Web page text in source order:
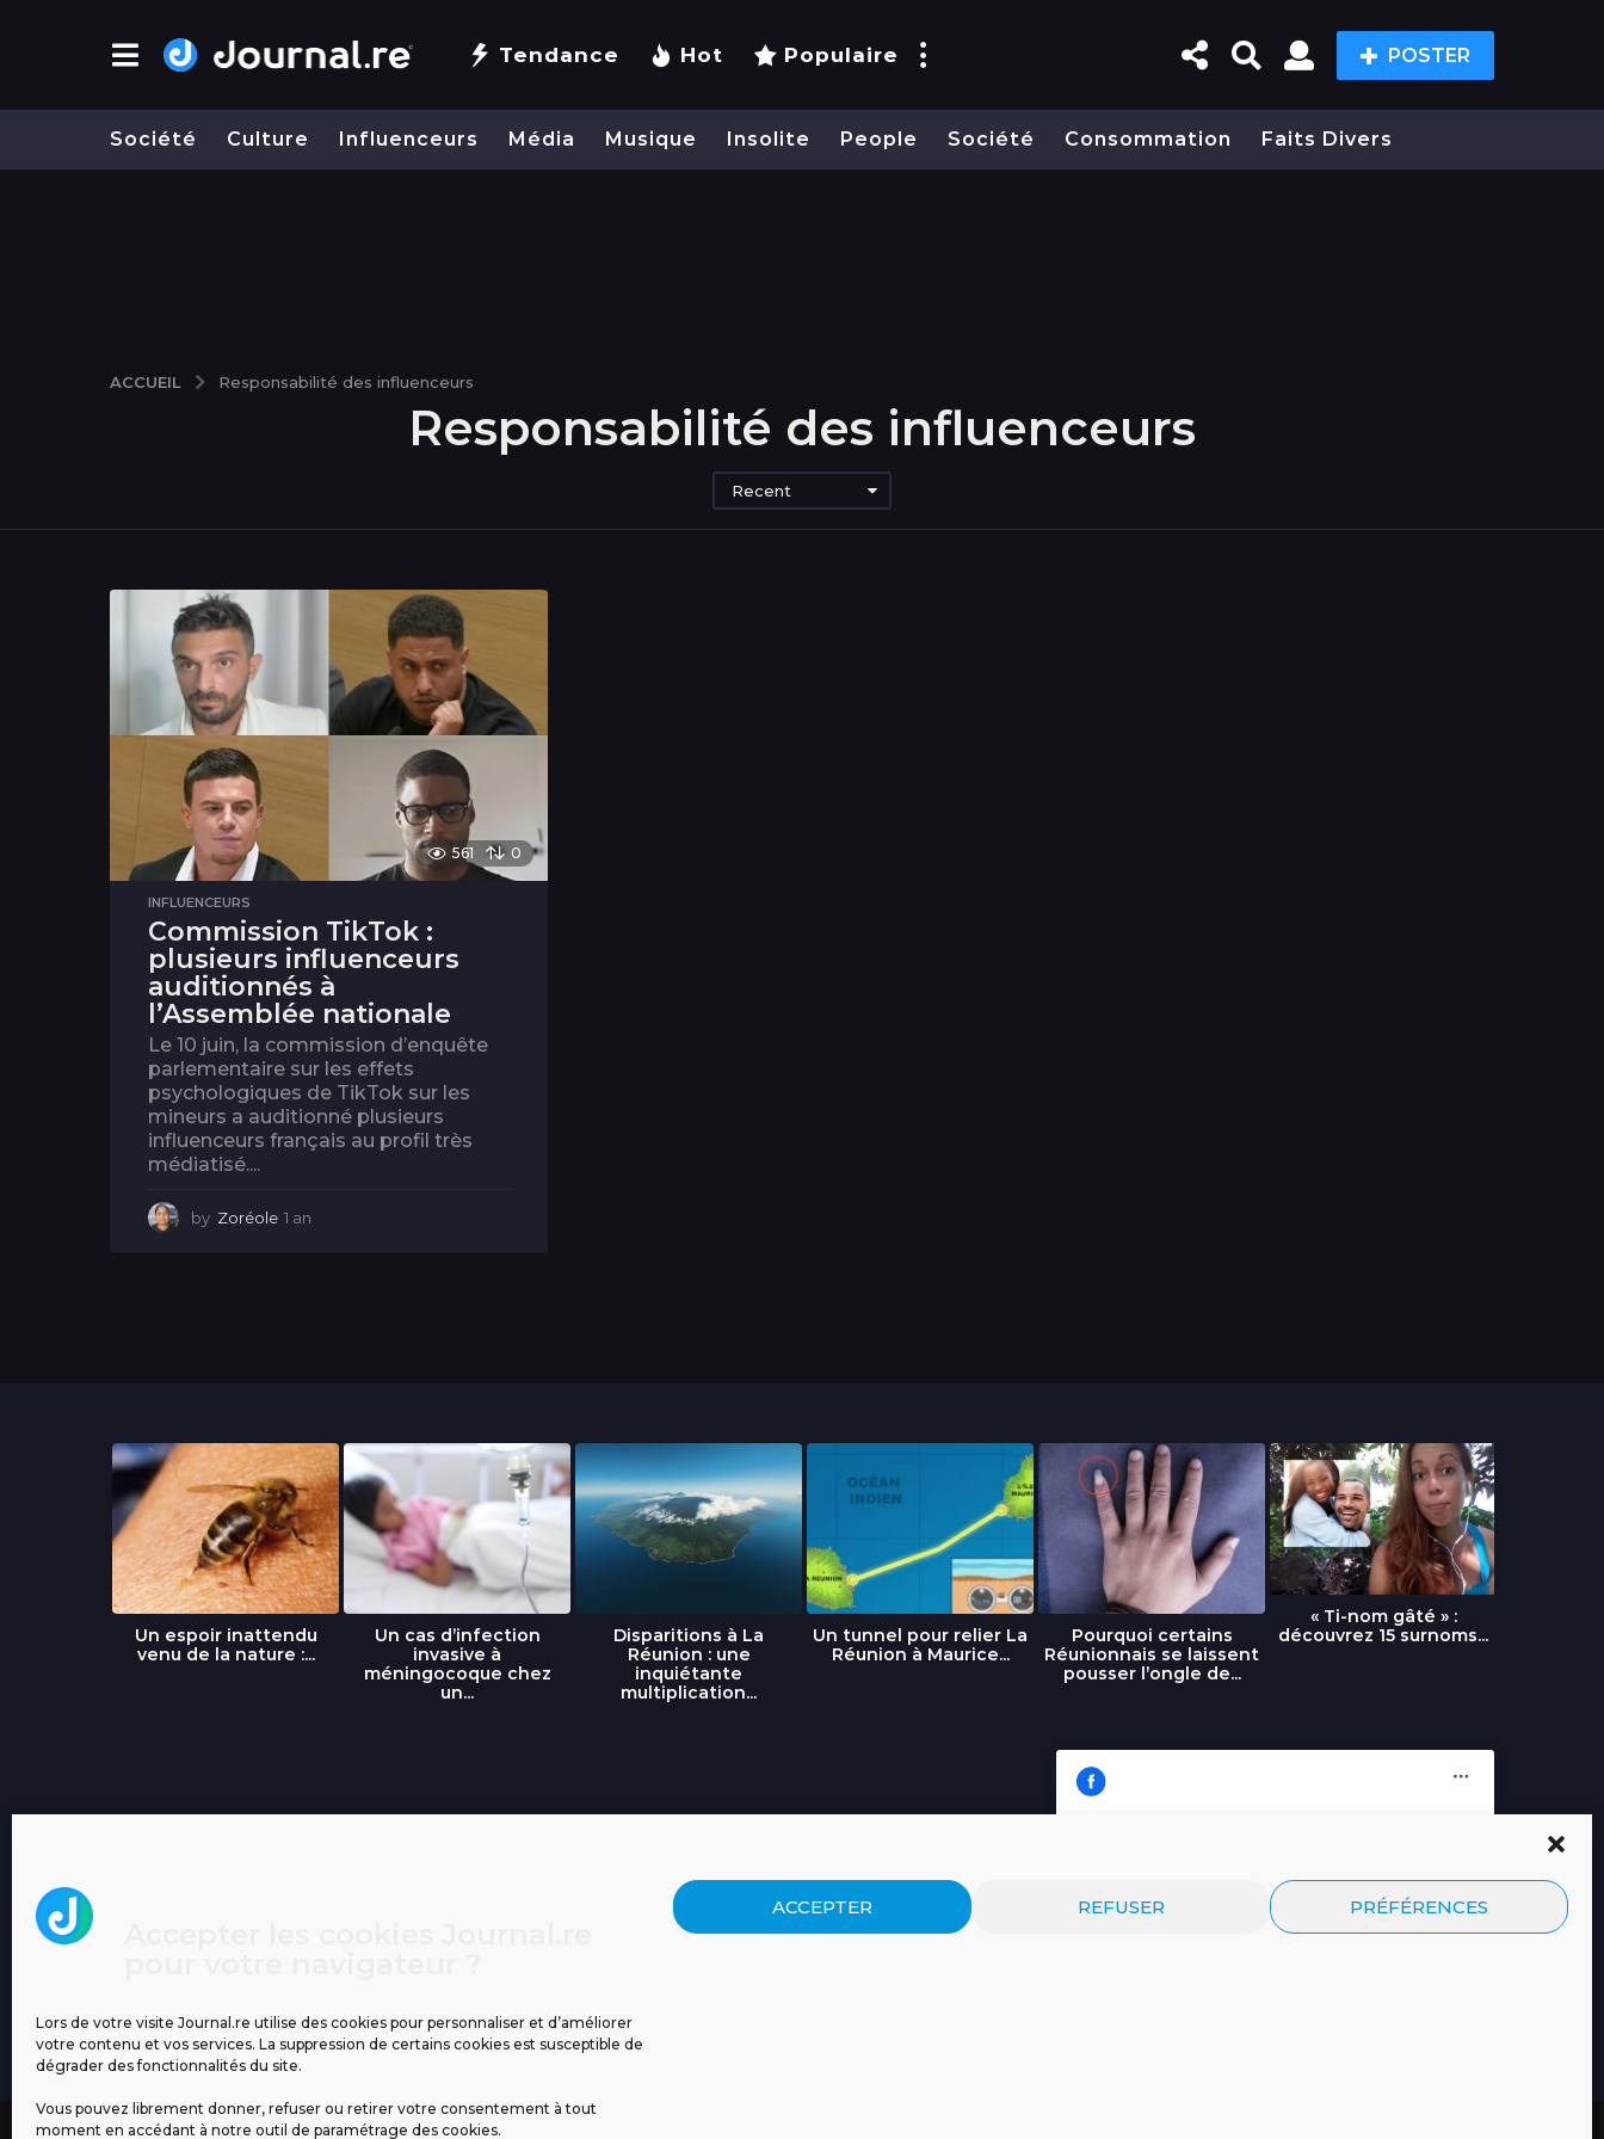
Lors de votre visite Journal.re utilise des cookies pour personnaliser et d’améliorer
votre contenu et vos services. La suppression de certains cookies est susceptible de
dégrader des fonctionnalités du site.
Vous pouvez librement donner, refuser ou retirer votre consentement à tout
moment en accédant à notre outil de paramétrage des cookies.
ACCEPTER REFUSER PRÉFÉRENCES
Tendance Hot Populaire POSTER
Société Culture Influenceurs Média Musique Insolite People Société Consommation Faits Divers
ACCUEIL Responsabilité des influenceurs
Responsabilité des influenceurs
Recent
561 0
INFLUENCEURS
Commission TikTok :
plusieurs influenceurs
auditionnés à
l’Assemblée nationale
Le 10 juin, la commission d’enquête
parlementaire sur les effets
psychologiques de TikTok sur les
mineurs a auditionné plusieurs
influenceurs français au profil très
médiatisé....
by Zoréole 1 an
Un espoir inattendu
venu de la nature :...
Un cas d’infection
invasive à
méningocoque chez
un...
Disparitions à La
Réunion : une
inquiétante
multiplication...
Un tunnel pour relier La
Réunion à Maurice...
Pourquoi certains
Réunionnais se laissent
pousser l’ongle de...
« Ti-nom gâté » :
découvrez 15 surnoms...
Journal.re
Cliquez pour accepter les cookies
marketing et activer ce contenu